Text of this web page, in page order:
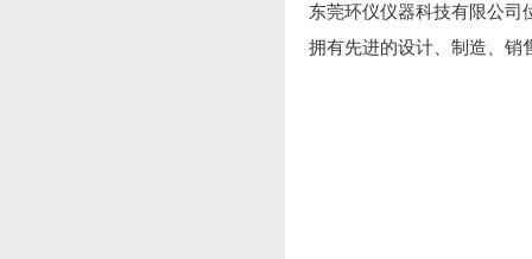
东莞环仪仪器科技有限公司
拥有先进的设计、制造、销